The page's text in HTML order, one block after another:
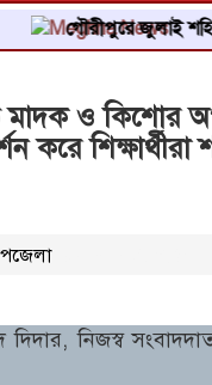
গৌরীপুরে জুলাই শহিদ
মাদক ও কিশোর
করে